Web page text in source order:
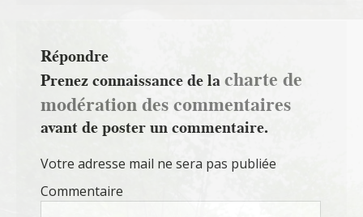
Répondre
Prenez connaissance de lacharte de
modération des commentaires
avant de poster un commentaire.
Votre adresse mail ne sera pas publiée
Commentaire